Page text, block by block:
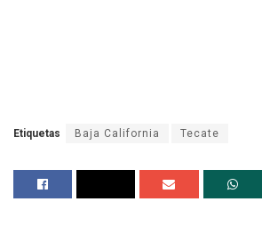
Etiquetas Baja California Tecate